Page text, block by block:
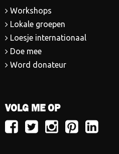
Workshops
Lokale groepen
Loesje internationaal
Doe mee
Word donateur
VOLG ME OP
VolgVolgVolgVolgVolg